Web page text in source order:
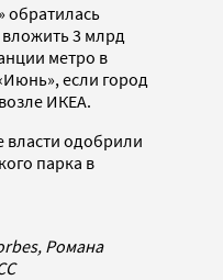
обратилась
3 млрд
метро в
если город
ИКЕА.
власти одобрили
парка в
Романа